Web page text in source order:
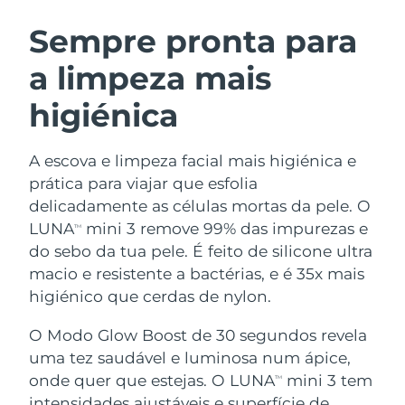
Sempre pronta para
a limpeza mais
higiénica
A escova e limpeza facial mais higiénica e
prática para viajar que esfolia
delicadamente as células mortas da pele. O
LUNATM
mini 3 remove 99% das impurezas e
do sebo da tua pele. É feito de silicone ultra
macio e resistente a bactérias, e é 35x mais
higiénico que cerdas de nylon.
O Modo Glow Boost de 30 segundos revela
uma tez saudável e luminosa num ápice,
onde quer que estejas. O LUNATM
mini 3 tem
Limpeza facial
Anti-aging massage
LUNA™ 4 Plus
Massage, LED heating
For men, anti-aging massage
Microcurrent toning
BEAR™ 2 go
Microcurrent toning on-the-go
Microcurrent line smoothing device
Hidratação
UFO™ 3 kit
Deep facial hydration
UFO™ 3 LED
Near-infrared and red light therapy
device
Cuidado oral
issa™ 4
Hybrid silicone sonic toothbrush
issa™ 4 plus
Smart hybrid silicone sonic toothbrush
TRATAMENTO ANTIENVELHECIMENTO
FAQ™
Antienvelhecimento Tratamentos LED
NEW
Áustria Entrega prevista
Barein Entrega prevista
Bélgica
Bermudas Entrega prevista8/16/26
Bósnia e
Herzegovina
Entrega prevista8/13/26
Brunei Entrega prevista 8/15/26
Bulgária Entrega prevista
Canadá Entrega prevista8/14/26
Chile Entrega prevista8/14/26